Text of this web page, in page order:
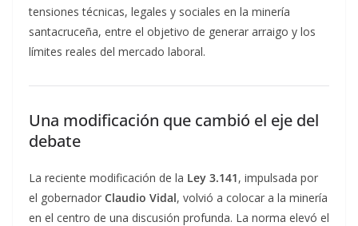
tensiones técnicas, legales y sociales en la minería
santacruceña, entre el objetivo de generar arraigo y los
límites reales del mercado laboral.
Una modificación que cambió el eje del
debate
La reciente modificación de la Ley 3.141, impulsada por
el gobernador Claudio Vidal, volvió a colocar a la minería
en el centro de una discusión profunda. La norma elevó el